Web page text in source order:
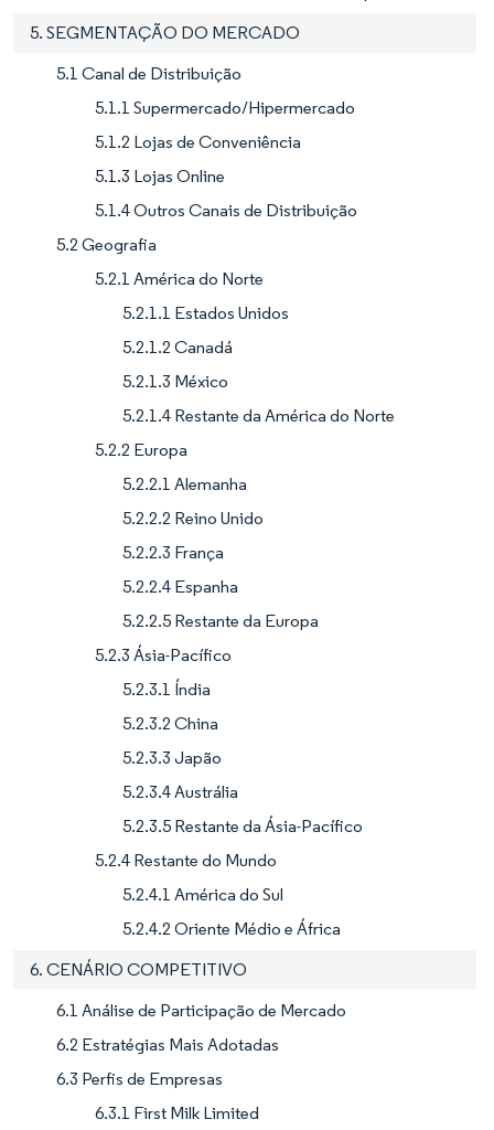
5. SEGMENTAÇÃO DO MERCADO
5.1 Canal de Distribuição
5.1.1 Supermercado/Hipermercado
5.1.2 Lojas de Conveniência
5.1.3 Lojas Online
5.1.4 Outros Canais de Distribuição
5.2 Geografia
5.2.1 América do Norte
5.2.1.1 Estados Unidos
5.2.1.2 Canadá
5.2.1.3 México
5.2.1.4 Restante da América do Norte
5.2.2 Europa
5.2.2.1 Alemanha
5.2.2.2 Reino Unido
5.2.2.3 França
5.2.2.4 Espanha
5.2.2.5 Restante da Europa
5.2.3 Ásia-Pacífico
5.2.3.1 Índia
5.2.3.2 China
5.2.3.3 Japão
5.2.3.4 Austrália
5.2.3.5 Restante da Ásia-Pacífico
5.2.4 Restante do Mundo
5.2.4.1 América do Sul
5.2.4.2 Oriente Médio e África
6. CENÁRIO COMPETITIVO
6.1 Análise de Participação de Mercado
6.2 Estratégias Mais Adotadas
6.3 Perfis de Empresas
6.3.1 First Milk Limited